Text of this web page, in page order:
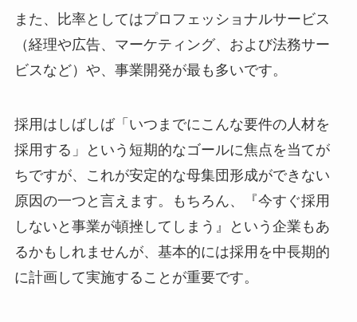
また、比率としてはプロフェッショナルサービス
（経理や広告、マーケティング、および法務サー
ビスなど）や、事業開発が最も多いです。
採用はしばしば「いつまでにこんな要件の人材を
採用する」という短期的なゴールに焦点を当てが
ちですが、これが安定的な母集団形成ができない
原因の一つと言えます。もちろん、『今すぐ採用
しないと事業が頓挫してしまう』という企業もあ
るかもしれませんが、基本的には採用を中長期的
に計画して実施することが重要です。